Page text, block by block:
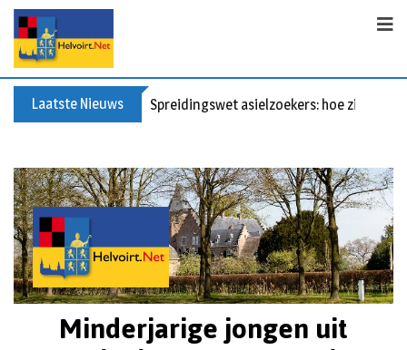
Laatste Nieuws Spreidingswet asielzoekers: hoe zit dat?
Minderjarige jongen uit